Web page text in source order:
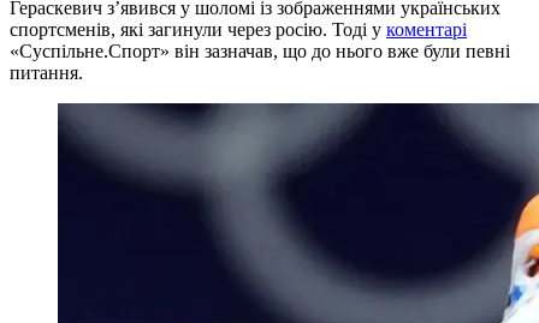
Гераскевич з’явився у шоломі із зображеннями українських
спортсменів, які загинули через росію. Тоді у коментарі
«Суспільне.Спорт» він зазначав, що до нього вже були певні
питання.